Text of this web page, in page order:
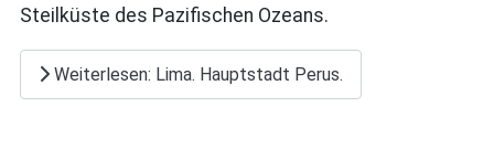
Steilküste des Pazifischen Ozeans.
Weiterlesen: Lima. Hauptstadt Perus.